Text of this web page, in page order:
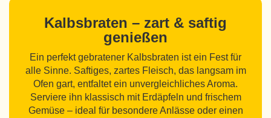
Kalbsbraten – zart & saftig
genießen
Ein perfekt gebratener Kalbsbraten ist ein Fest für
alle Sinne. Saftiges, zartes Fleisch, das langsam im
Ofen gart, entfaltet ein unvergleichliches Aroma.
Serviere ihn klassisch mit Erdäpfeln und frischem
Gemüse – ideal für besondere Anlässe oder einen